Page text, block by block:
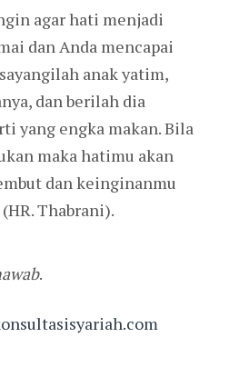
agar hati menjadi
dan Anda mencapai
anak yatim,
dan berilah dia
yang engka makan. Bila
maka hatimu akan
dan keinginanmu
Thabrani).
.